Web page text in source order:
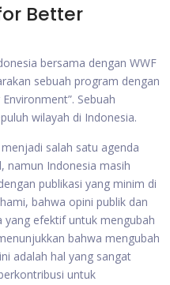
Better
bersama dengan WWF
sebuah program dengan
Sebuah
wilayah di Indonesia.
salah satu agenda
namun Indonesia masih
publikasi yang minim di
bahwa opini publik dan
efektif untuk mengubah
bahwa mengubah
adalah hal yang sangat
untuk